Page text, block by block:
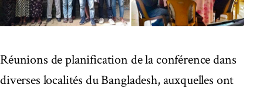
Réunions de planification de la conférence dans
diverses localités du Bangladesh, auxquelles ont